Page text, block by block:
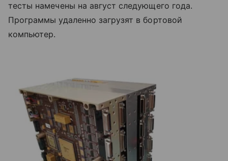
тесты намечены на август следующего года.
Программы удаленно загрузят в бортовой
компьютер.